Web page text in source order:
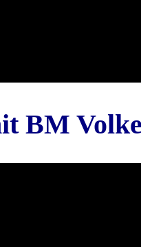
BM